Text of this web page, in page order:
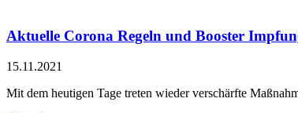
Aktuelle Corona Regeln und Booster
15.11.2021
Mit dem heutigen Tage treten wieder verschärfte